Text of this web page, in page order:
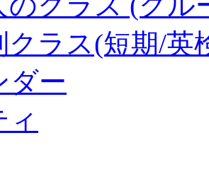
クラス(短期/英
ダー